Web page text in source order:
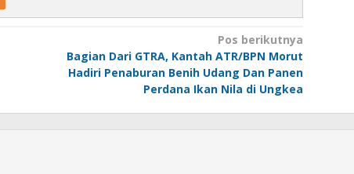
Pos berikutnya
Bagian Dari GTRA, Kantah ATR/BPN Morut
Hadiri Penaburan Benih Udang Dan Panen
Perdana Ikan Nila di Ungkea